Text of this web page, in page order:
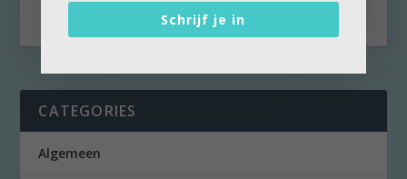
CATEGORIES
Algemeen
Schrijf je in